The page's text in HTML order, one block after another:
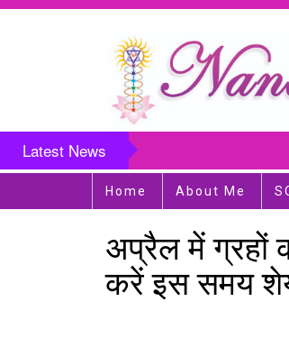
Latest News
Home About Me
अप्रैल में ग्रहों
करें इस समय